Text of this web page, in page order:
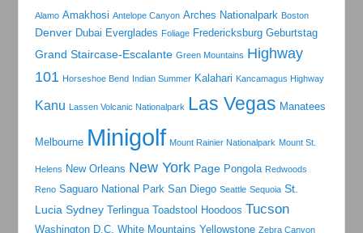
Alamo Amakhosi Antelope Canyon Arches Nationalpark Boston
Denver Dubai Everglades Foliage Fredericksburg Geburtstag
Grand Staircase-Escalante Green Mountains Highway
101 Horseshoe Bend Indian Summer Kalahari Kancamagus Highway
Kanu Lassen Volcanic Nationalpark Las Vegas Manatees
Melbourne Minigolf Mount Rainier Nationalpark Mount St.
Helens New Orleans New York Page Pongola Redwoods
Reno Saguaro National Park San Diego Seattle Sequoia St.
Lucia Sydney Terlingua Toadstool Hoodoos Tucson
Washington D.C. White Mountains Yellowstone Zebra Canyon